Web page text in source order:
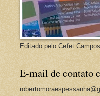
Editado pelo Cefet
E-mail de contato